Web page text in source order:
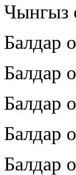
Чынгыз
Балдар
Балдар
Балдар
Балдар
Балдар